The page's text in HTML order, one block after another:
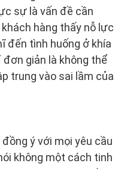
sự là vấn đề cần
hàng thấy nỗ lực
đến tình huống ở khía
đơn giản là không thể
trung vào sai lầm của
ý với mọi yêu cầu
không một cách tinh